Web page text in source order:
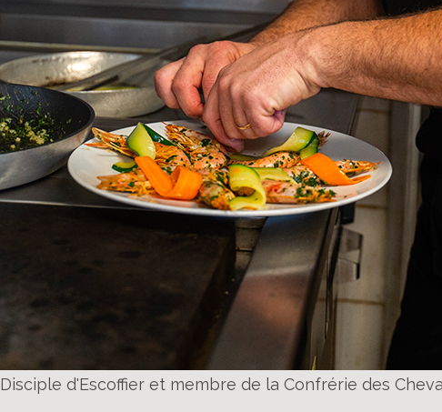
Disciple d'Escoffier et membre de la Confrérie des